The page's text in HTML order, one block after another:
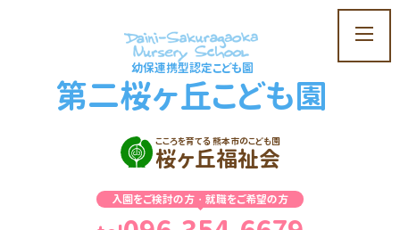
t
o
幼保連携型認定こども園
第二桜ヶ丘こども園
こころを育てる 熊本市のこども園
桜ヶ丘福祉会
入園をご検討の方・就職をご希望の方